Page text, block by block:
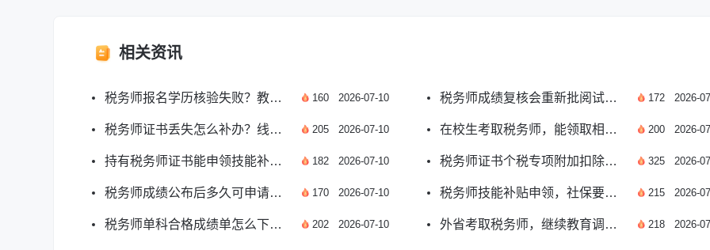
相关资讯
税务师报名学历核验失败？教你快速解决办法 160 2026-07-10
税务师证书丢失怎么补办？线上流程全解析 205 2026-07-10
持有税务师证书能申领技能补贴吗？答案来了 182 2026-07-10
税务师成绩公布后多久可申请成绩复核？ 170 2026-07-10
税务师单科合格成绩单怎么下载打印？ 202 2026-07-10
税务师成绩复核会重新批阅试卷吗？答案来了 172 2026-
在校生考取税务师，能领取相关补贴吗？ 200 2026-
税务师证书个税专项附加扣除申报流程是什么？ 325 2026-
税务师技能补贴申领，社保要求有哪些？ 215 2026-
外省考取税务师，继续教育调转怎么办理？ 218 2026-